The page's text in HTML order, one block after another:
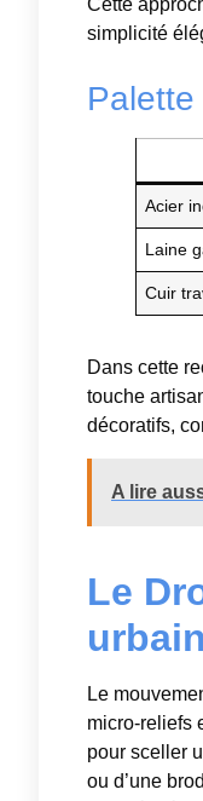
Cette
simplicité
Acier
Laine
Cuir
Dans cette
touche
décoratifs,
A lire
Le
Le
micro-reliefs
pour sceller
ou d’une